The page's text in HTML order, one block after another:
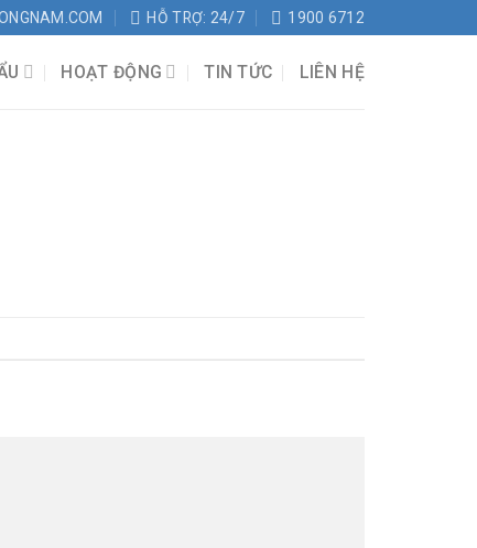
HỖ TRỢ: 24/7 1900 6712
HOẠT ĐỘNG TIN TỨC LIÊN HỆ